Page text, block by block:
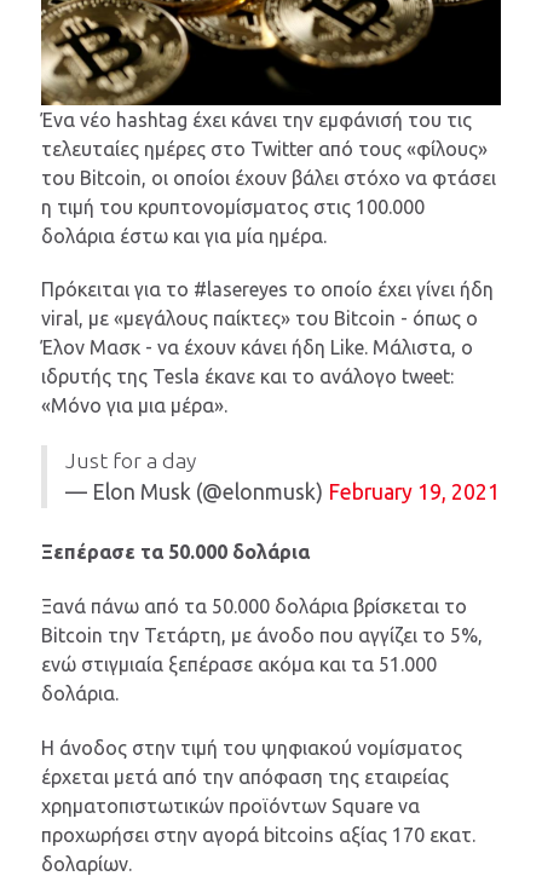
Ένα νέο hashtag έχει κάνει την εμφάνισή του τις
τελευταίες ημέρες στο Twitter από τους «φίλους»
του Bitcoin, οι οποίοι έχουν βάλει στόχο να φτάσει
η τιμή του κρυπτονομίσματος στις 100.000
δολάρια έστω και για μία ημέρα.
Πρόκειται για το #lasereyes το οποίο έχει γίνει ήδη
viral, με «μεγάλους παίκτες» του Bitcoin - όπως ο
Έλον Μασκ - να έχουν κάνει ήδη Like. Μάλιστα, ο
ιδρυτής της Tesla έκανε και το ανάλογο tweet:
«Μόνο για μια μέρα».
Just for a day
— Elon Musk (@elonmusk) February 19, 2021
Ξεπέρασε τα 50.000 δολάρια
Ξανά πάνω από τα 50.000 δολάρια βρίσκεται το
Bitcoin την Τετάρτη, με άνοδο που αγγίζει το 5%,
ενώ στιγμιαία ξεπέρασε ακόμα και τα 51.000
δολάρια.
Η άνοδος στην τιμή του ψηφιακού νομίσματος
έρχεται μετά από την απόφαση της εταιρείας
χρηματοπιστωτικών προϊόντων Square να
προχωρήσει στην αγορά bitcoins αξίας 170 εκατ.
δολαρίων.